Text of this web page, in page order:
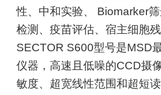
性、中和实验、 Biomarker
检测、疫苗评估、宿主细胞残
SECTOR S600型号是MSD
仪器，高速且低噪的CCD摄
敏度、超宽线性范围和超短